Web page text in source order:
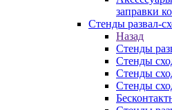
заправки
Стенды развал-
Назад
Стенды
Стенды
Стенды
Стенды